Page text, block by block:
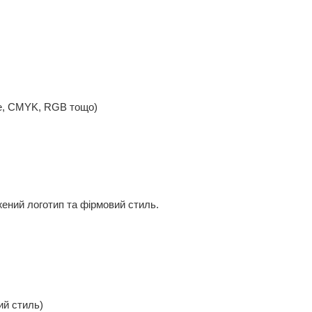
CMYK, RGB тощо)
логотип та фірмовий стиль.
стиль)